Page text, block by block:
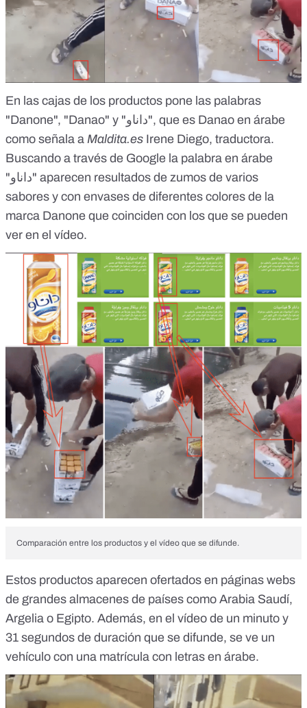
En las cajas de los productos pone las palabras
"Danone", "Danao" y "داناو", que es Danao en árabe
como señala a Maldita.es Irene Diego, traductora.
Buscando a través de Google la palabra en árabe
"داناو" aparecen resultados de zumos de varios
sabores y con envases de diferentes colores de la
marca Danone que coinciden con los que se pueden
ver en el vídeo.
Comparación entre los productos y el vídeo que se difunde.
Estos productos aparecen ofertados en páginas webs
de grandes almacenes de países como Arabia Saudí,
Argelia o Egipto. Además, en el vídeo de un minuto y
31 segundos de duración que se difunde, se ve un
vehículo con una matrícula con letras en árabe.